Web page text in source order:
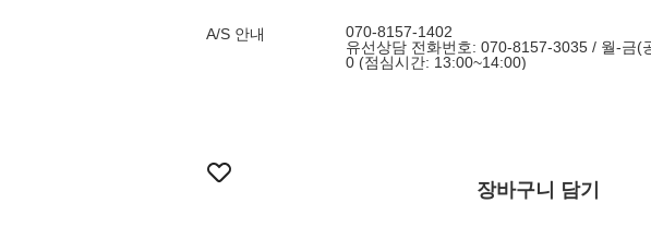
A/S 안내
070-8157-1402
유선상담 전화번호: 070-8157-3035 / 월-금(
0 (점심시간: 13:00~14:00)
장바구니 담기